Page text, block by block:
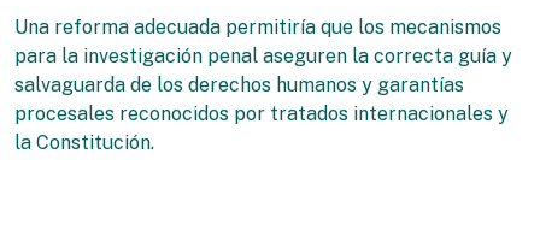
Una reforma adecuada permitiría que los mecanismos
para la investigación penal aseguren la correcta guía y
salvaguarda de los derechos humanos y garantías
procesales reconocidos por tratados internacionales y
la Constitución.